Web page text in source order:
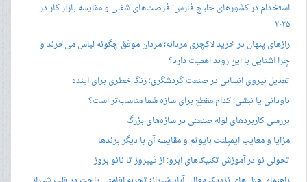
استخدام در کشورهای خلیج فارس: فرصت‌های شغلی و مقایسه بازار کار در
۲۰۲۵
رازهای پنهان در خرید لاکچری مردانه؛ مردان موفق چگونه لباس می‌خرند و
چرا آشنایی با این روند اهمیت دارد؟
تعدیل نیروی انسانی در صنعت گردشگری؛ زنگ خطری برای آینده
ناودانی یا نبشی؛ کدام مقطع برای سازه شما مناسب‌تر است؟
بررسی کاربردهای لوله صنعتی در سازه‌های بزرگ
مزایا و معایب ایمپلنت بایوتم و مقایسه آن با دیگر برندها
تحولی نو در آموزش تکنیک‌های ابرو: از فیبروز تا نانو بروز